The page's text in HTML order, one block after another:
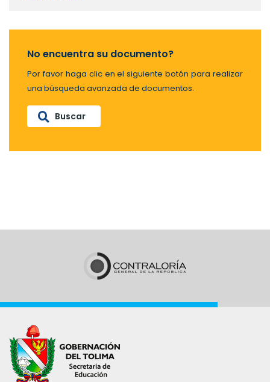
No encuentra su documento?
Por favor haga clic en el siguiente botón para realizar
una búsqueda avanzada de documentos.
Buscar